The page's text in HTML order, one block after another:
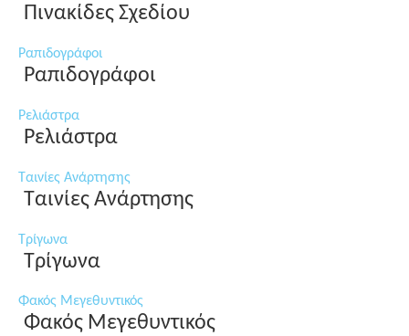
Πινακίδες Σχεδίου
Ραπιδογράφοι
Ραπιδογράφοι
Ρελιάστρα
Ρελιάστρα
Ταινίες Ανάρτησης
Ταινίες Ανάρτησης
Τρίγωνα
Τρίγωνα
Φακός Μεγεθυντικός
Φακός Μεγεθυντικός